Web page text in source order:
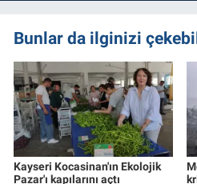
Bunlar da ilginizi
Kayseri Kocasinan'ın Ekolojik
Pazar'ı kapılarını açtı